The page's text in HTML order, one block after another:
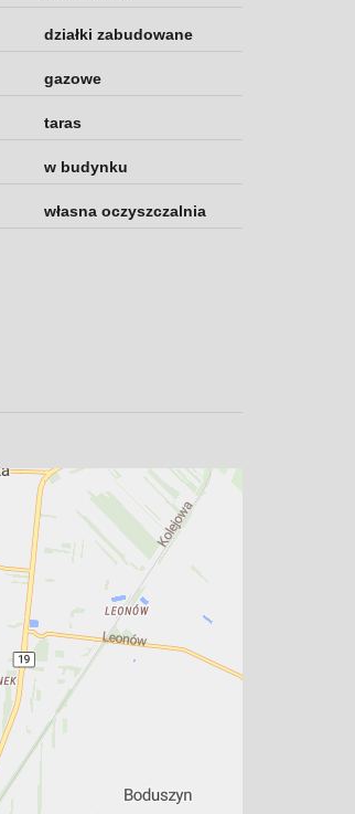
działki zabudowane
gazowe
taras
w budynku
własna oczyszczalnia